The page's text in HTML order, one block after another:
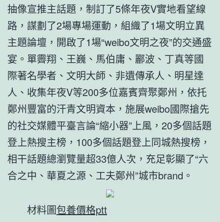
抽像宣推主話題，制訂了5條年夜V實地看望線
路，謀劃了2場專場運動，組織了1場文明立異
主題論壇，開啟了1場“weibo文明之夜”的交通盛
宴。單霽翔、王巍、馬伯庸、酈波、丁真等國
際著名學者、文明大師、非遺傳承人、明星達
人、收集年夜V等200多位嘉賓齊聚鄭州，依托
鄭州豐富的汗青文明資本，施展weibo國際搶先
的社交媒體平臺言論“縮小器”上風，20多個話題
登上熱搜主榜，100多個話題登上同城熱搜榜，
相干話題總瀏覽量超33億人次，充足彰顯了“六
合之中、華夏之源、工夫鄭州”城市brand。
材料圖包養價格ptt